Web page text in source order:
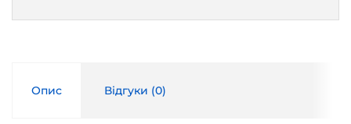
Опис Відгуки (0)